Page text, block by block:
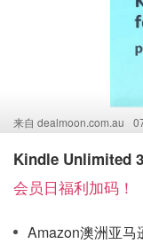
来自 dealmoon.com.au
Kindle Unlimited
会员日福利加码！
Amazon澳洲亚马